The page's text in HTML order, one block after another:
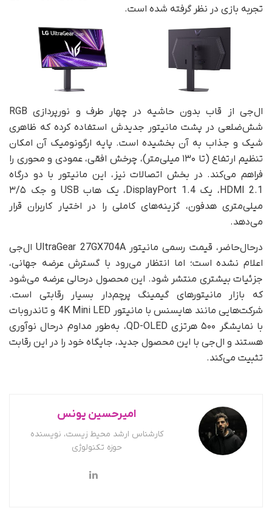
تجربه بازی در نظر گرفته شده است.
ال‌جی از قاب بدون حاشیه در چهار طرف و نورپردازی RGB
شش‌ضلعی در پشت مانیتور جدیدش استفاده کرده که ظاهری
شیک و جذاب به آن بخشیده است. پایه ارگونومیک آن امکان
تنظیم ارتفاع (تا ۱۳۰ میلی‌متر)، چرخش افقی، عمودی و محوری را
فراهم می‌کند. در بخش اتصالات نیز، این مانیتور با دو درگاه
HDMI 2.1، یک DisplayPort 1.4، یک هاب USB و جک ۳/۵
میلی‌متری هدفون، گزینه‌های کاملی را در اختیار کاربران قرار
می‌دهد.
در‌حال‌حاضر، قیمت‌ رسمی مانیتور UltraGear 27GX704A ال‌جی
اعلام نشده است؛ اما انتظار می‌رود با گسترش عرضه جهانی،
جزئیات بیشتری منتشر شود. این محصول در‌حالی عرضه می‌شود
که بازار مانیتورهای گیمینگ پرچم‌دار بسیار رقابتی است.
شرکت‌هایی مانند هایسنس با مانیتور 4K Mini LED و تاندروبات
با نمایشگر ۵۰۰ هرتزی QD-OLED، به‌طور مداوم درحال نوآوری
هستند و ال‌جی با این محصول جدید، جایگاه خود را در این رقابت
تثبیت می‌کند.
امیرحسین یونس
کارشناس ارشد محیط زیست، نویسنده
حوزه تکنولوژی